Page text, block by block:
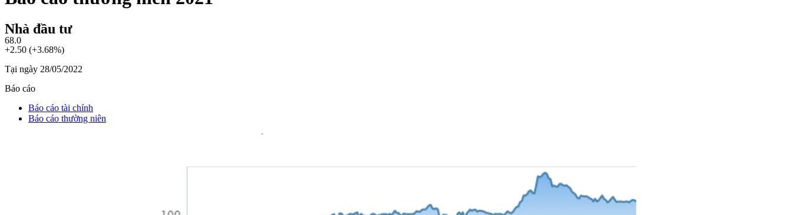
Nhà đầu tư
68.0
+2.50 (+3.68%)
Tại ngày 28/05/2022
Báo cáo
Báo cáo tài chính
Báo cáo thường niên